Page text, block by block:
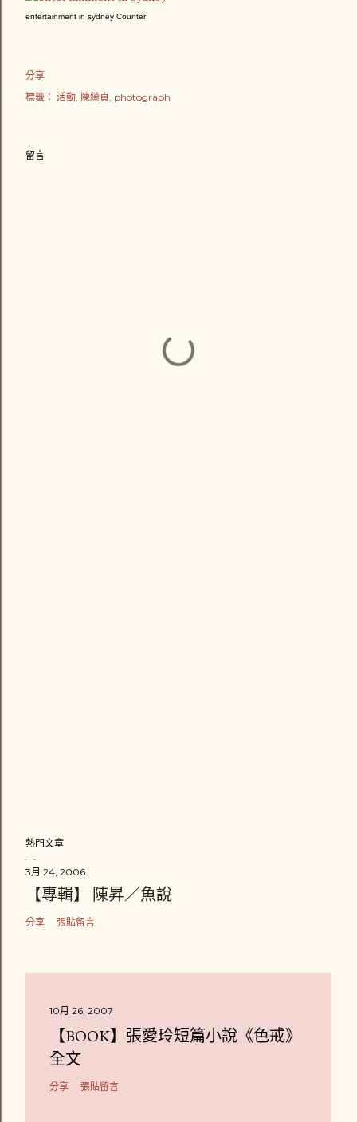
entertainment in sydney Counter
分享
標籤： 活動 陳綺貞 photograph
留言
熱門文章
3月 24, 2006
【專輯】 陳昇／魚說
分享 張貼留言
10月 26, 2007
【BOOK】張愛玲短篇小說《色戒》
全文
分享 張貼留言